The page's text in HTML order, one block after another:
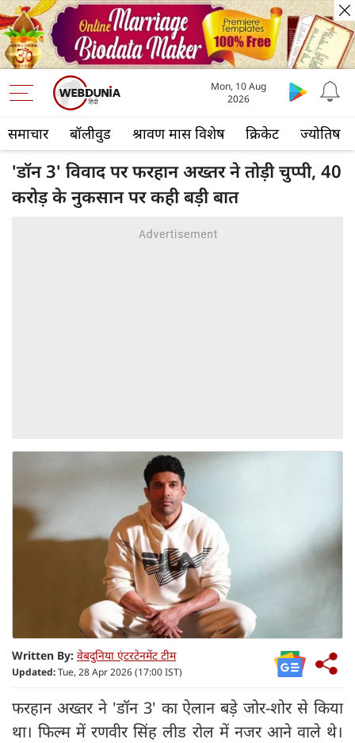
समाचार बॉलीवुड श्रावण मास विशेष क्रिकेट ज्योतिष
Mon, 10 Aug
2026
'डॉन 3' विवाद पर फरहान अख्तर ने तोड़ी चुप्पी, 40
करोड़ के नुकसान पर कही बड़ी बात
Written By: वेबदुनिया एंटरटेनमेंट टीम
Updated:Tue, 28 Apr 2026 (17:00 IST)
फरहान अख्तर ने 'डॉन 3' का ऐलान बड़े जोर-शोर से किया
था। फिल्म में रणवीर सिंह लीड रोल में नजर आने वाले थे।